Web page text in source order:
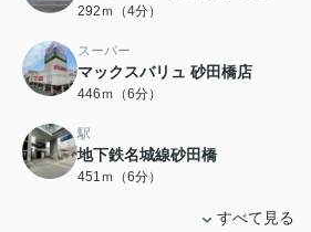
292ｍ（4分）
スーパー
マックスバリュ 砂田橋店
446ｍ（6分）
駅
地下鉄名城線砂田橋
451ｍ（6分）
すべて見る